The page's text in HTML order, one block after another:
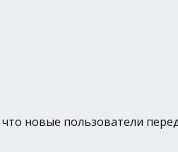
новые пользователи